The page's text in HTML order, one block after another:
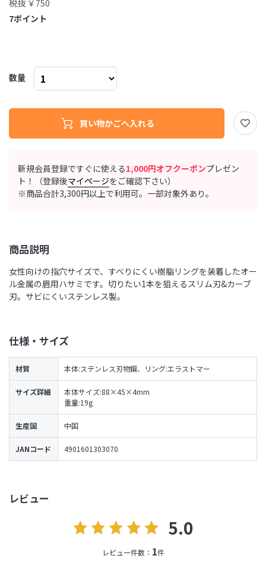
レビュー
5.0
レビュー件数： 1件
新規会員登録ですぐに使える1,000円オフクーポンプレゼン
ト！（登録後マイページをご確認下さい）
※商品合計3,300円以上で利用可。一部対象外あり。
商品説明
女性向けの指穴サイズで、すべりにくい樹脂リングを装着したオー
ル金属の眉用ハサミです。切りたい1本を狙えるスリム刃&カーブ
刃。サビにくいステンレス製。
仕様・サイズ
材質 本体:ステンレス刃物鋼、リング:エラストマー
サイズ詳細
本体サイズ:88×45×4mm
重量:19g
生産国 中国
JANコード 4901601303070
税抜 ￥750
ポイント
7
数量